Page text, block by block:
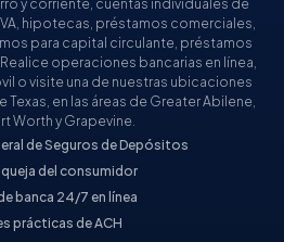
y corriente, cuentas individuales de
hipotecas, préstamos comerciales,
para capital circulante, préstamos
operaciones bancarias en línea,
o visite una de nuestras ubicaciones
en las áreas de Greater Abilene,
Worth y Grapevine.
de Seguros de Depósitos
del consumidor
banca 24/7 en línea
prácticas de ACH